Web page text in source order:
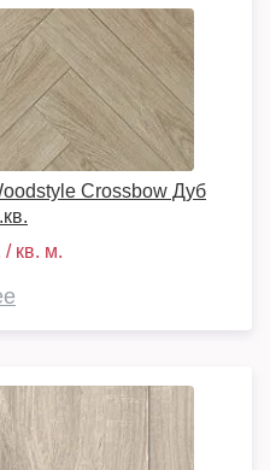
Crossbow Дуб
/ кв. м.